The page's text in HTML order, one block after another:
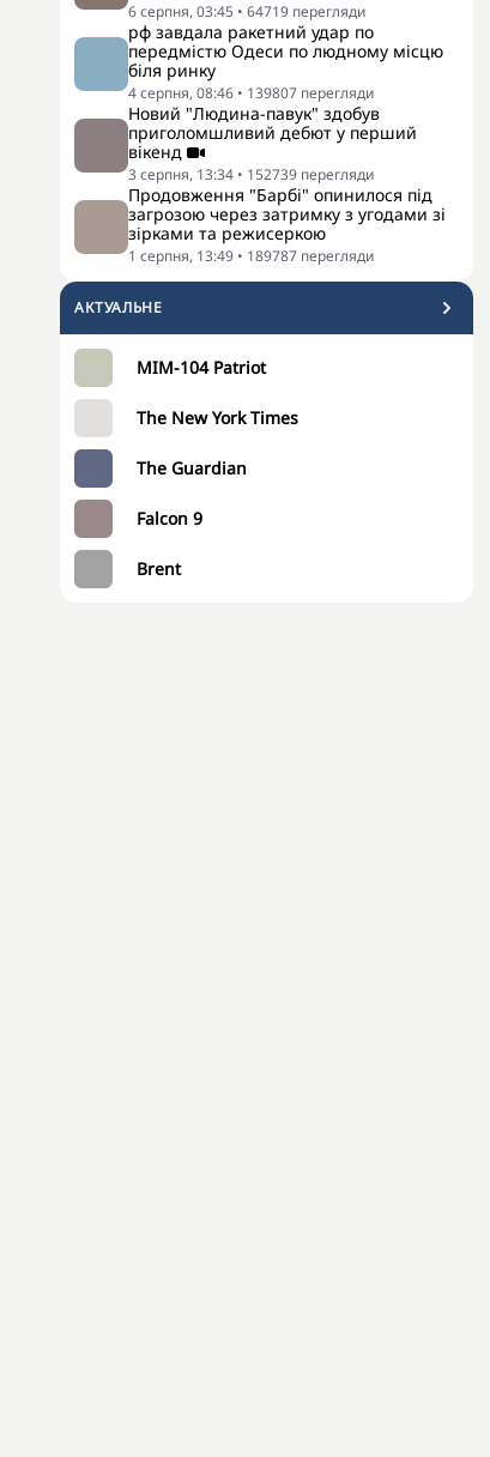
6 серпня, 03:45 • 64719 перегляди
рф завдала ракетний удар по
передмістю Одеси по людному місцю
біля ринку
4 серпня, 08:46 • 139807 перегляди
Новий "Людина-павук" здобув
приголомшливий дебют у перший
вікенд
3 серпня, 13:34 • 152739 перегляди
Продовження "Барбі" опинилося під
загрозою через затримку з угодами зі
зірками та режисеркою
1 серпня, 13:49 • 189787 перегляди
АКТУАЛЬНЕ
MIM-104 Patriot
The New York Times
The Guardian
Falcon 9
Brent